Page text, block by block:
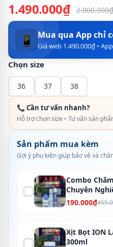
1.490.000₫ 2.000.000₫
📱 Mua qua App chỉ
Giá web 1.490.000₫ •
Chọn size
36 37 38
📞 Cần tư vấn nhanh?
Hỗ trợ chọn size • Tư vấn sản
Sản phẩm mua kèm
Gợi ý phụ kiện giúp bảo vệ và
Combo
Chuyên
190.000₫
Xịt Bọt ION
300ml